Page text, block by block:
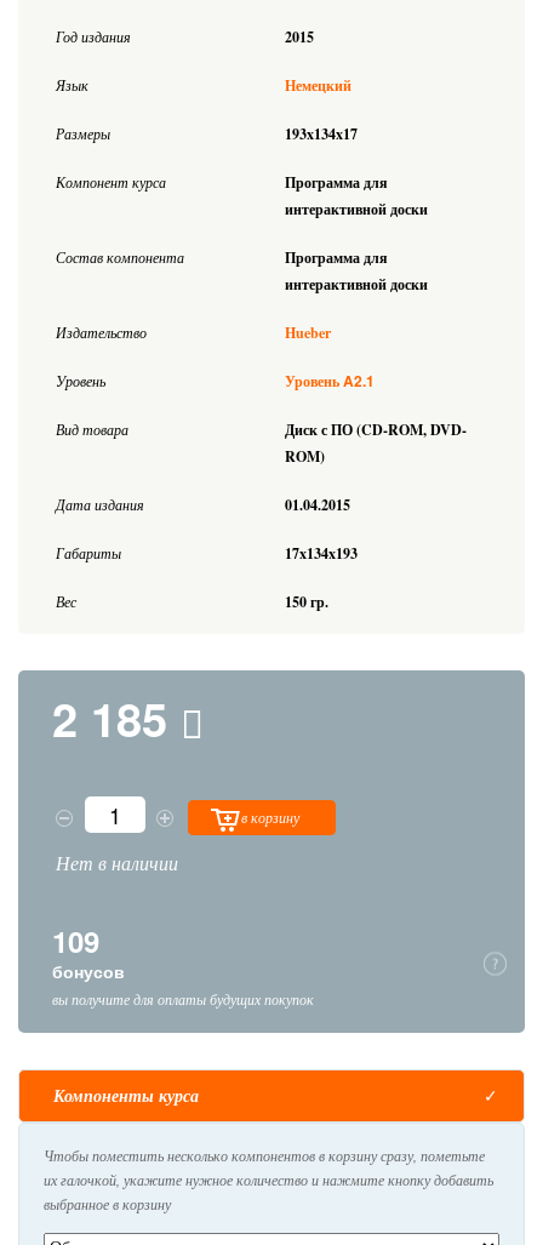
Год издания 2015
Язык Немецкий
Размеры 193x134x17
Компонент курса
Программа для
интерактивной доски
Состав компонента
Программа для
интерактивной доски
Издательство Hueber
Уровень УровеньA2.1
Вид товара
Диск с ПО (CD-ROM, DVD-
ROM)
Дата издания 01.04.2015
Габариты 17x134x193
Вес 150 гр.
2 185
в корзину
Нет в наличии
109
бонусов
вы получите для оплаты будущих покупок
Компоненты курса
Чтобы поместить несколько компонентов в корзину сразу, пометьте
их галочкой, укажите нужное количество и нажмите кнопку добавить
выбранное в корзину